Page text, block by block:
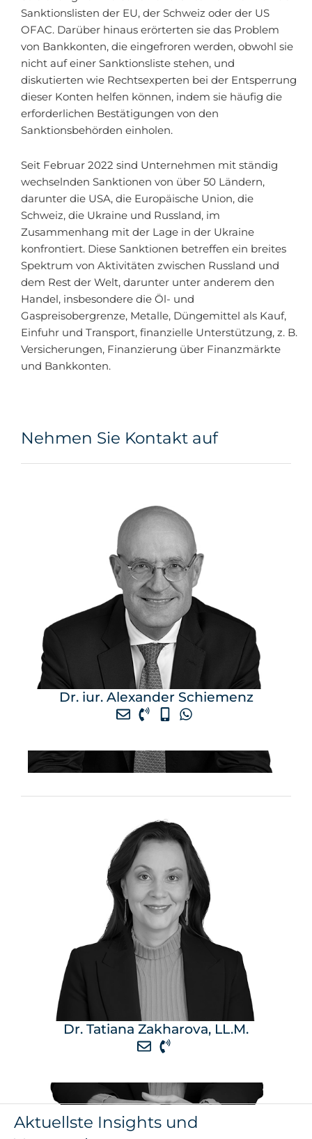
Sanktionslisten der EU, der Schweiz oder der US
OFAC. Darüber hinaus erörterten sie das Problem
von Bankkonten, die eingefroren werden, obwohl sie
nicht auf einer Sanktionsliste stehen, und
diskutierten wie Rechtsexperten bei der Entsperrung
dieser Konten helfen können, indem sie häufig die
erforderlichen Bestätigungen von den
Sanktionsbehörden einholen.
Seit Februar 2022 sind Unternehmen mit ständig
wechselnden Sanktionen von über 50 Ländern,
darunter die USA, die Europäische Union, die
Schweiz, die Ukraine und Russland, im
Zusammenhang mit der Lage in der Ukraine
konfrontiert. Diese Sanktionen betreffen ein breites
Spektrum von Aktivitäten zwischen Russland und
dem Rest der Welt, darunter unter anderem den
Handel, insbesondere die Öl- und
Gaspreisobergrenze, Metalle, Düngemittel als Kauf,
Einfuhr und Transport, finanzielle Unterstützung, z. B.
Versicherungen, Finanzierung über Finanzmärkte
und Bankkonten.
Nehmen Sie Kontakt auf
Dr. iur. Alexander Schiemenz
Dr. Tatiana Zakharova, LL.M.
Aktuellste Insights und